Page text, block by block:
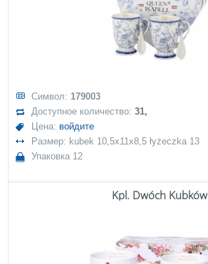
Символ: 179003
Доступное количество:31,
Цена: войдите
Размер: kubek 10,5x11x8,5 łyżeczka 13
Упаковка 12
Kpl. Dwóch Kubków